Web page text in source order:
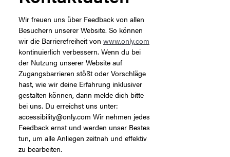
Wir freuen uns über Feedback von allen
Besuchern unserer Website. So können
wir die Barrierefreiheit von www.only.com
kontinuierlich verbessern. Wenn du bei
der Nutzung unserer Website auf
Zugangsbarrieren stößt oder Vorschläge
hast, wie wir deine Erfahrung inklusiver
gestalten können, dann melde dich bitte
bei uns. Du erreichst uns unter:
accessibility@only.com Wir nehmen jedes
Feedback ernst und werden unser Bestes
tun, um alle Anliegen zeitnah und effektiv
zu bearbeiten.